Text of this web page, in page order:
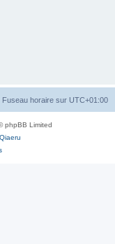
Fuseau horaire sur UTC+01:00
phpBB Limited
Qiaeru